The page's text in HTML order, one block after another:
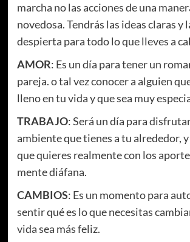
marcha no las acciones de una
novedosa. Tendrás las ideas claras y
despierta para todo lo que lleves a
AMOR: Es un día para tener un
pareja. o tal vez conocer a alguien
lleno en tu vida y que sea muy
TRABAJO: Será un día para
ambiente que tienes a tu alrededor,
que quieres realmente con los
mente diáfana.
CAMBIOS: Es un momento para
sentir qué es lo que necesitas
vida sea más feliz.